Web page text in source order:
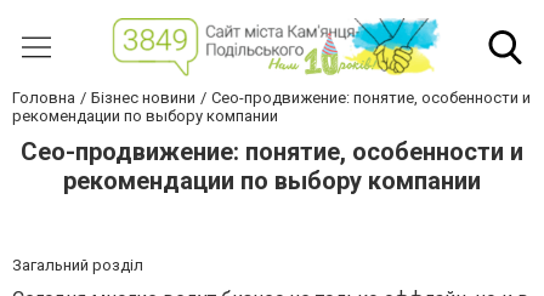
Головна Бізнес новини
Сео-продвижение: понятие, особенности и
рекомендации по выбору компании
Сео-продвижение: понятие, особенности и
рекомендации по выбору компании
Загальний розділ